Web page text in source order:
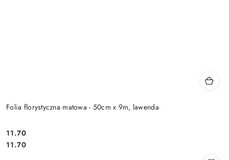
Folia florystyczna matowa - 50cm x 9m, lawenda
Cena:
11.70
Cena:
11.70